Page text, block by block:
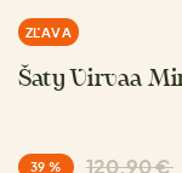
ZĽAVA
Šaty Virvaa
39 % 120,90 €